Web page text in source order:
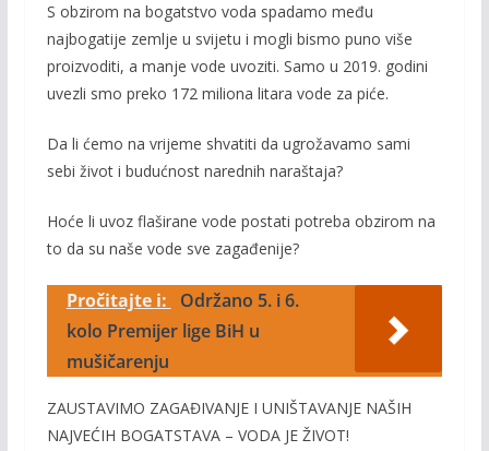
S obzirom na bogatstvo voda spadamo među
najbogatije zemlje u svijetu i mogli bismo puno više
proizvoditi, a manje vode uvoziti. Samo u 2019. godini
uvezli smo preko 172 miliona litara vode za piće.
Da li ćemo na vrijeme shvatiti da ugrožavamo sami
sebi život i budućnost narednih naraštaja?
Hoće li uvoz flaširane vode postati potreba obzirom na
to da su naše vode sve zagađenije?
Pročitajte i:
Održano 5. i 6.
kolo Premijer lige BiH u
mušičarenju
ZAUSTAVIMO ZAGAĐIVANJE I UNIŠTAVANJE NAŠIH
NAJVEĆIH BOGATSTAVA – VODA JE ŽIVOT!